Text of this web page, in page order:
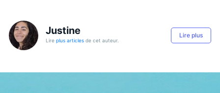
Justine
Lire plus articlesde cet auteur.
Lire plus